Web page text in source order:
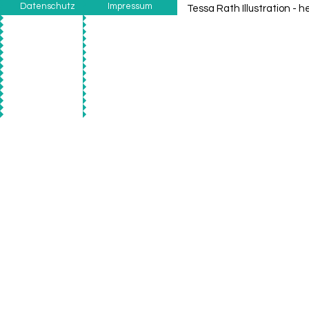
Datenschutz Impressum Tessa Rath Illustration -